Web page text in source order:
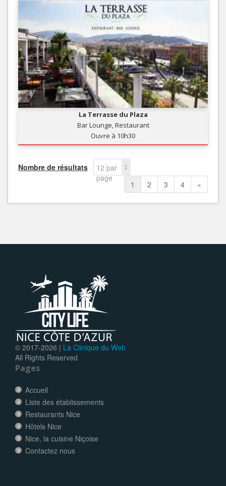
La Terrasse du Plaza
Bar Lounge, Restaurant
Ouvre à 10h30
Nombre de résultats
12 par
page
1 2 3 4 »
© 2017-2026 | La Clinique du Web
All Rights Reserved
Pages
Accueil
Liste des établissements
Restaurants Nice
Hôtels Nice
Nice, la cuisine Niçoise
Contactez nous